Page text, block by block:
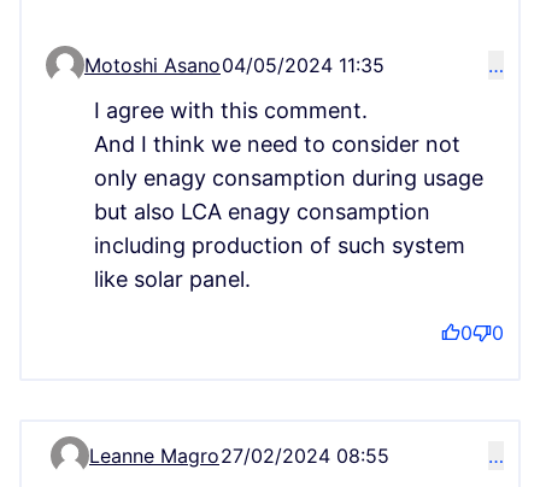
Comment 178 (reply to comment 57)
Motoshi Asano04/05/2024 11:35 …
I agree with this comment.
And I think we need to consider not
only enagy consamption during usage
but also LCA enagy consamption
including production of such system
like solar panel.
0 0
Comment 71
Leanne Magro27/02/2024 08:55 …